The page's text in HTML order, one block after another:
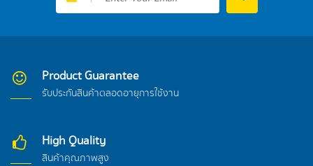
Product Guarantee
รับประกันสินค้าตลอดอายุการใช้งาน
High Quality
สินค้าคุณภาพสูง